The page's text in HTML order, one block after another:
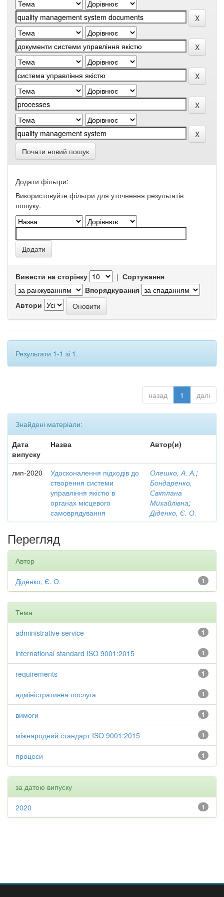
Почати новий пошук
Додати фільтри:
Використовуйте фільтри для уточнення результатів
пошуку.
Вивести на сторінку | Сортування
Впорядкування
Автори
Результати 1-1 зі 1.
назад 1 далі
Знайдені матеріали:
Дата
випуску
Назва Автор(и)
лип-2020
Удосконалення підходів до
створення системи
управління якістю в
органах місцевого
самоврядування
Олешко, А. А.;
Бондаренко,
Світлана
Михайлівна;
Діденко, Є. О.
Перегляд
Автор
1
Діденко, Є. О.
Тема
1
administrative service
1
international standard ISO 9001:2015
1
requirements
1
адміністративна послуга
1
вимоги
1
міжнародний стандарт ISO 9001:2015
1
процеси
за датою випуску
1
2020